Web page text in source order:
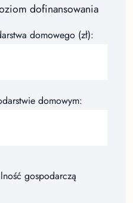
dofinansowania
domowego (zł):
domowym:
gospodarczą